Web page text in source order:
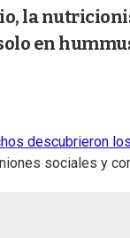
la
en
descubrieron los
sociales y